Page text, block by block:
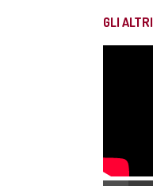
GLI ALTRI